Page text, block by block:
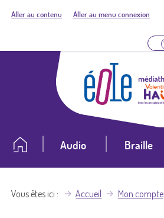
Aller au contenu Aller au menu connexion
Audio Braille
Vous êtes ici Accueil Mon compte